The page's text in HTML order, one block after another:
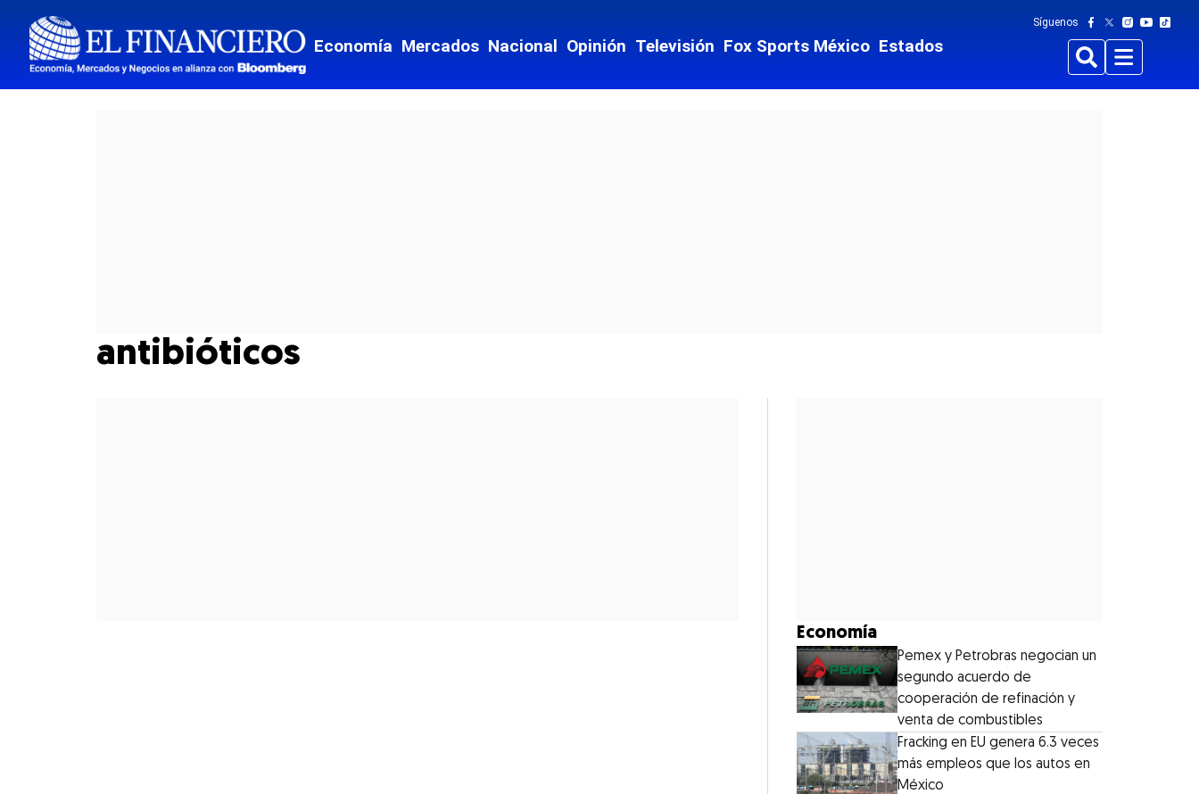
Economía Mercados Nacional Opinión Televisión Fox Sports México Estados
Síguenos
BuscarMenu
antibióticos
Economía
Pemex y Petrobras negocian un
segundo acuerdo de
cooperación de refinación y
venta de combustibles
Fracking en EU genera 6.3 veces
más empleos que los autos en
México